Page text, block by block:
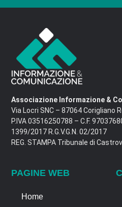
Associazione Informazione &
Via Locri SNC – 87064 Corigliano
P.IVA 03516250788 – C.F.
1399/2017 R.G.V.G.N. 02/2017
REG. STAMPA Tribunale di
PAGINE WEB
Home